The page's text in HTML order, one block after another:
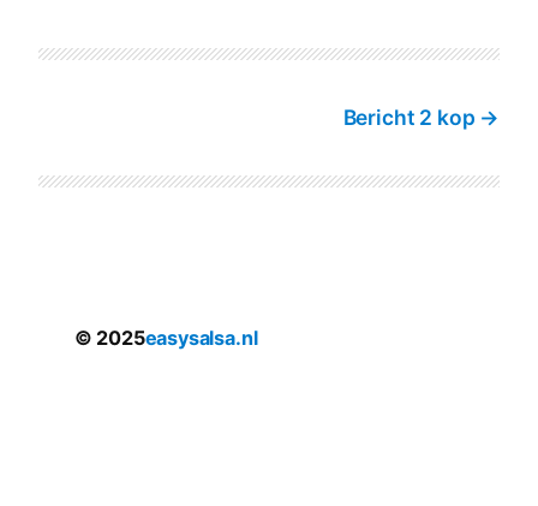
Bericht 2 kop
© 2025easysalsa.nl